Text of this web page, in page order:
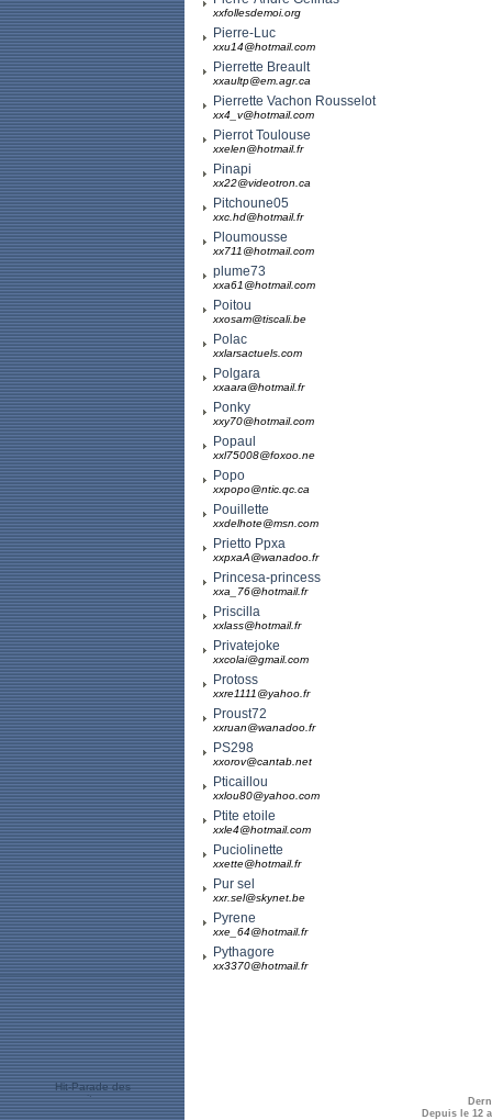
xxfollesdemoi.org
Pierre-Luc
xxu14@hotmail.com
Pierrette Breault
xxaultp@em.agr.ca
Pierrette Vachon Rousselot
xx4_v@hotmail.com
Pierrot Toulouse
xxelen@hotmail.fr
Pinapi
xx22@videotron.ca
Pitchoune05
xxc.hd@hotmail.fr
Ploumousse
xx711@hotmail.com
plume73
xxa61@hotmail.com
Poitou
xxosam@tiscali.be
Polac
xxlarsactuels.com
Polgara
xxaara@hotmail.fr
Ponky
xxy70@hotmail.com
Popaul
xxl75008@foxoo.ne
Popo
xxpopo@ntic.qc.ca
Pouillette
xxdelhote@msn.com
Prietto Ppxa
xxpxaA@wanadoo.fr
Princesa-princess
xxa_76@hotmail.fr
Priscilla
xxlass@hotmail.fr
Privatejoke
xxcolai@gmail.com
Protoss
xxre1111@yahoo.fr
Proust72
xxruan@wanadoo.fr
PS298
xxorov@cantab.net
Pticaillou
xxlou80@yahoo.com
Ptite etoile
xxle4@hotmail.com
Puciolinette
xxette@hotmail.fr
Pur sel
xxr.sel@skynet.be
Pyrene
xxe_64@hotmail.fr
Pythagore
xx3370@hotmail.fr
Depuis le 12